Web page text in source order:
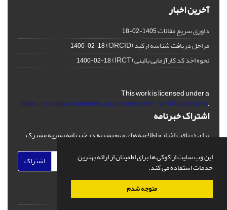
این وب سایت از کوکی ها برای اطمینان از ارائه بهترین
خدمات استفاده می کند.
متوجه شدم
آخرین اخبار
داوری سریع مقالات1405-02-18
مراحل دریافت شناسه ارکید (ORCID) 1400-02-18
نحوه اخذ کد کارآزمایی بالینی (IRCT) 1400-02-18
This work is licensed under a
https://creativecommons.org/licenses/by-nc/4.0/deed.en.
اشتراک خبرنامه
برای دریافت اخبار و اطلاعیه های مهم نشریه در خبرنامه نشریه مشترک
اشتراک